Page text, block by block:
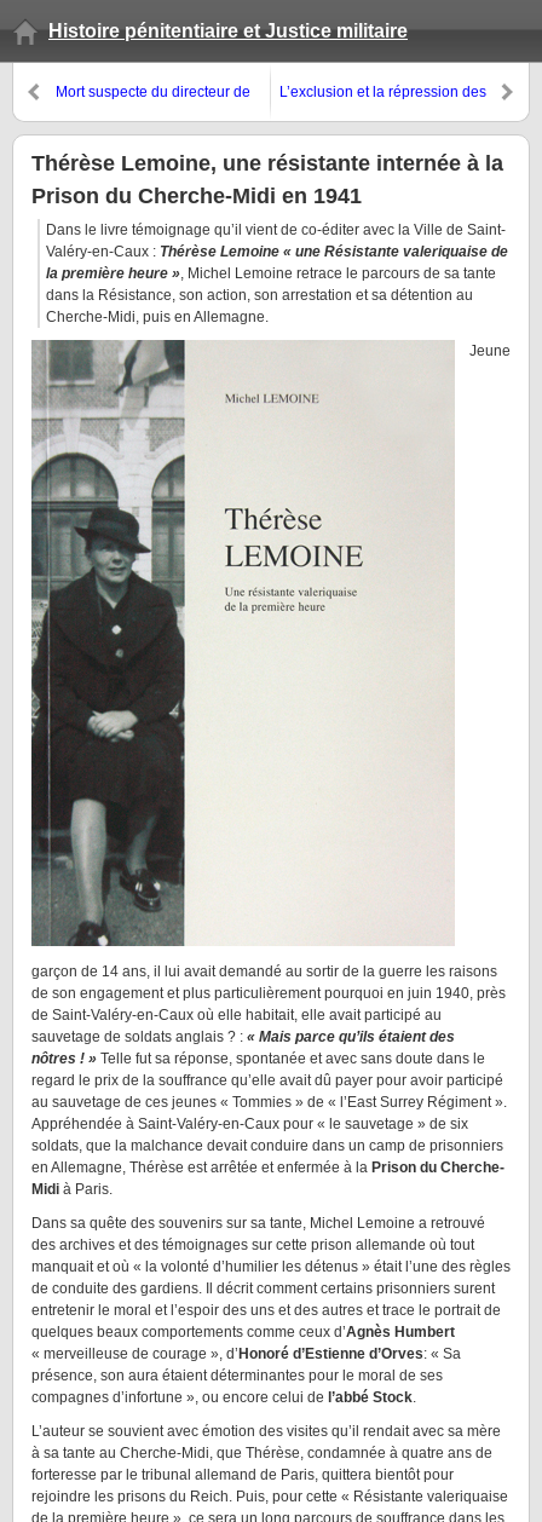
Histoire pénitentiaire et Justice militaire
Mort suspecte du directeur de
maison centrale, en juin 1940
L’exclusion et la répression des
pendant et après la Seconde
Guerre mondiale
Thérèse Lemoine, une résistante internée à la
Prison du Cherche-Midi en 1941
Dans le livre témoignage qu’il vient de co-éditer avec la Ville de Saint-
Valéry-en-Caux : Thérèse Lemoine « une Résistante valeriquaise de
la première heure », Michel Lemoine retrace le parcours de sa tante
dans la Résistance, son action, son arrestation et sa détention au
Cherche-Midi, puis en Allemagne.
Jeune
garçon de 14 ans, il lui avait demandé au sortir de la guerre les raisons
de son engagement et plus particulièrement pourquoi en juin 1940, près
de Saint-Valéry-en-Caux où elle habitait, elle avait participé au
sauvetage de soldats anglais ? : « Mais parce qu’ils étaient des
nôtres ! » Telle fut sa réponse, spontanée et avec sans doute dans le
regard le prix de la souffrance qu’elle avait dû payer pour avoir participé
au sauvetage de ces jeunes « Tommies » de « l’East Surrey Régiment ».
Appréhendée à Saint-Valéry-en-Caux pour « le sauvetage » de six
soldats, que la malchance devait conduire dans un camp de prisonniers
en Allemagne, Thérèse est arrêtée et enfermée à la Prison du Cherche-
Midi à Paris.
Dans sa quête des souvenirs sur sa tante, Michel Lemoine a retrouvé
des archives et des témoignages sur cette prison allemande où tout
manquait et où « la volonté d’humilier les détenus » était l’une des règles
de conduite des gardiens. Il décrit comment certains prisonniers surent
entretenir le moral et l’espoir des uns et des autres et trace le portrait de
quelques beaux comportements comme ceux d’Agnès Humbert
« merveilleuse de courage », d’ Honoré d’Estienne d’Orves: « Sa
présence, son aura étaient déterminantes pour le moral de ses
compagnes d’infortune », ou encore celui de l’abbé Stock.
L’auteur se souvient avec émotion des visites qu’il rendait avec sa mère
à sa tante au Cherche-Midi, que Thérèse, condamnée à quatre ans de
forteresse par le tribunal allemand de Paris, quittera bientôt pour
rejoindre les prisons du Reich. Puis, pour cette « Résistante valeriquaise
de la première heure », ce sera un long parcours de souffrance dans les